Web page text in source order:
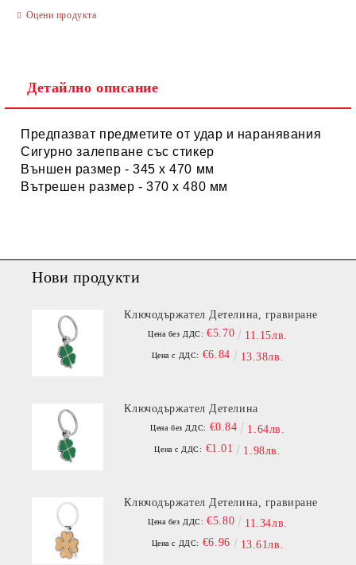
Оцени продукта
Детайлно описание
Предпазват предметите от удар и наранявания
Сигурно залепване със стикер
Външен размер - 345 х 470 мм
Вътрешен размер - 370 х 480 мм
Нови продукти
Ключодържател Детелина, гравиране
Цена без ДДС: €5.70 11.15лв.
Цена с ДДС: €6.84 13.38лв.
Ключодържател Детелина
Цена без ДДС: €0.84 1.64лв.
Цена с ДДС: €1.01 1.98лв.
Ключодържател Детелина, гравиране
Цена без ДДС: €5.80 11.34лв.
Цена с ДДС: €6.96 13.61лв.